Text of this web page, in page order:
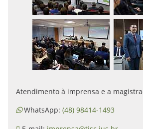
Atendimento à imprensa e a
WhatsApp: (48) 98414-1493